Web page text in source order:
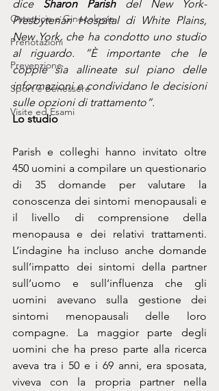
Ostetricia e Ginecologia
Prenotazioni
Prevenzione
Sport e Benessere
Visite ed Esami
dice Sharon Parish del New York-
Presbyterian Hospital di White Plains,
New York, che ha condotto uno studio
al riguardo. ”È importante che le
coppie sia allineate sul piano delle
informazioni e condividano le decisioni
sulle opzioni di trattamento”.
Lo studio
Parish e colleghi hanno invitato oltre
450 uomini a compilare un questionario
di 35 domande per valutare la
conoscenza dei sintomi menopausali e
il livello di comprensione della
menopausa e dei relativi trattamenti.
L’indagine ha incluso anche domande
sull’impatto dei sintomi della partner
sull’uomo e sull’influenza che gli
uomini avevano sulla gestione dei
sintomi menopausali delle loro
compagne. La maggior parte degli
uomini che ha preso parte alla ricerca
aveva tra i 50 e i 69 anni, era sposata,
viveva con la propria partner nella